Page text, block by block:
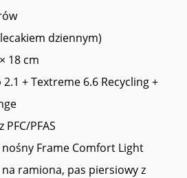
dziennym)
18 cm
+ Textreme 6.6 Recycling +
PFC/PFAS
Frame Comfort Light
na ramiona, pas piersiowy z